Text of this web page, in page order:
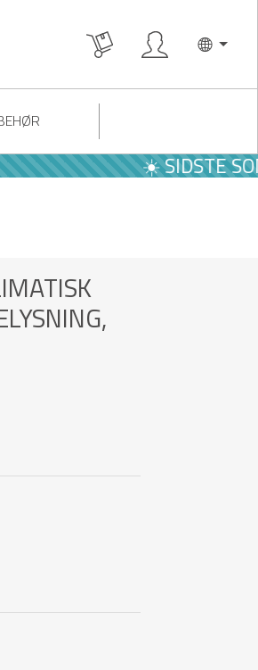
☀️ SIDSTE SOMMER